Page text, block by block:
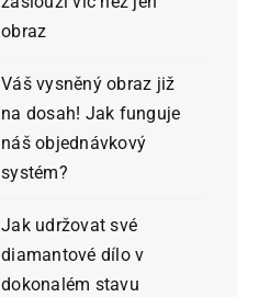
obraz
Váš vysněný obraz již
na dosah! Jak funguje
náš objednávkový
systém?
Jak udržovat své
diamantové dílo v
dokonalém stavu